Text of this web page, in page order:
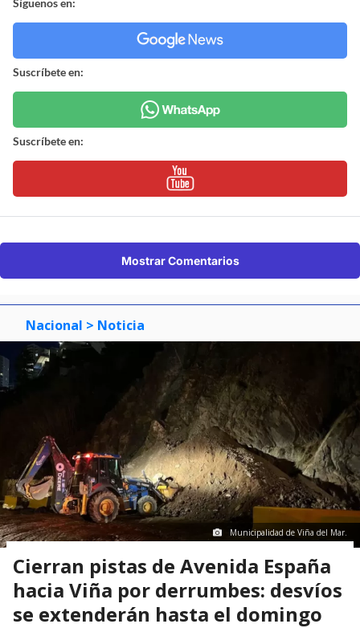
Suscríbete en:
Suscríbete en:
Mostrar Comentarios
Nacional > Noticia
Municipalidad de Viña del Mar.
Cierran pistas de Avenida España
hacia Viña por derrumbes: desvíos
se extenderán hasta el domingo